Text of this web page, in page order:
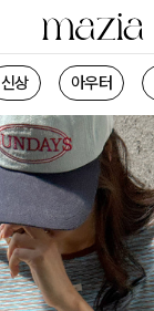
신상 아우터